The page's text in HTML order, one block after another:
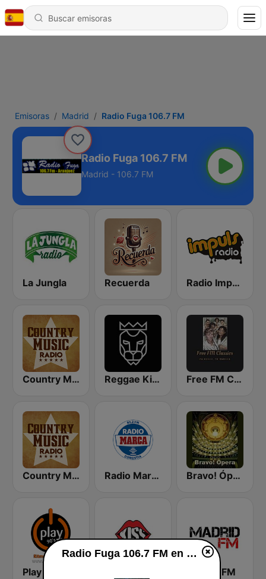
Emisoras Madrid Radio Fuga 106.7 FM
Radio Fuga 106.7 FM
Madrid - 106.7 FM
La Jungla Recuerda Radio Impuls 101.5 FM
Country Music Radio - Classic Country Reggae King Radio Free FM Classics
Country Music Radio - 90's Country Radio Marca Donostia Bravo! Ópera radio
Play 90's Madrid FM
Radio Fuga 106.7 FM en vivo